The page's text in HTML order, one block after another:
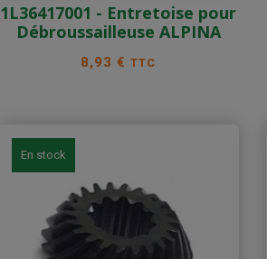
1L36417001 - Entretoise pour
Débroussailleuse ALPINA
Prix
8,93 €TTC
En stock